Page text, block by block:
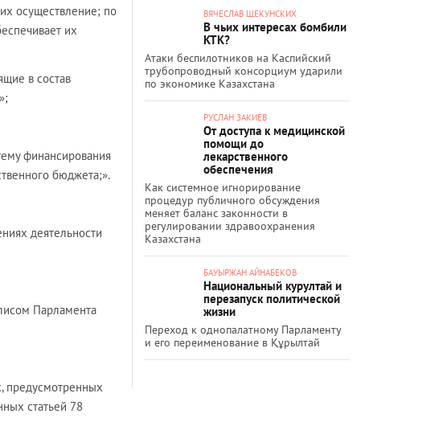
осуществление; по
их
в состав
финансирования
бюджета;».
деятельности
Парламента
предусмотренных
статьей 78
ВЯЧЕСЛАВ ЩЕКУНСКИХ
В чьих интересах бомбили
КТК?
Атаки беспилотников на Каспийский
трубопроводный консорциум ударили
по экономике Казахстана
РУСЛАН ЗАКИЕВ
От доступа к медицинской
помощи до
лекарственного
обеспечения
Как системное игнорирование
процедур публичного обсуждения
меняет баланс законности в
регулировании здравоохранения
Казахстана
БАУЫРЖАН АЙНАБЕКОВ
Национальный курултай и
перезапуск политической
жизни
Переход к однопалатному Парламенту
и его переименование в Құрылтай